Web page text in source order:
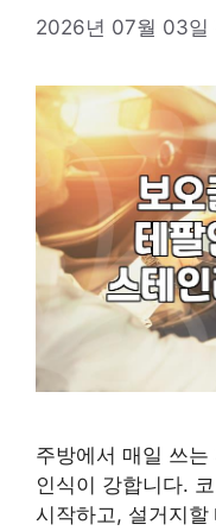
2026년 07월 03일
주방에서 매일 쓰
인식이 강합니다.
시작하고, 설거지